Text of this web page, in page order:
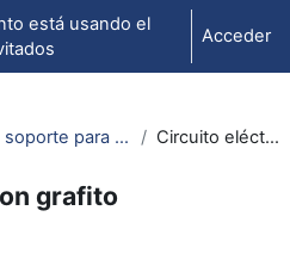
está usando el
Acceder
Repositorio de materiales de soporte para la docencia de la física universitaria II Circuito eléctrico con grafito
grafito